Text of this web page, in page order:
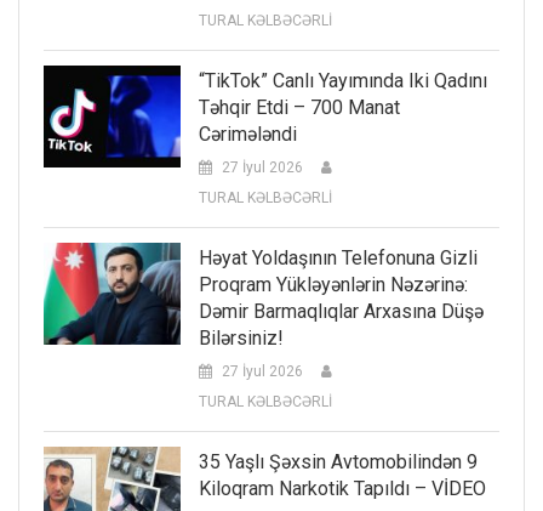
TURAL KƏLBƏCƏRLİ
“TikTok” Canlı Yayımında Iki Qadını
Təhqir Etdi – 700 Manat
Cərimələndi
27 İyul 2026
TURAL KƏLBƏCƏRLİ
Həyat Yoldaşının Telefonuna Gizli
Proqram Yükləyənlərin Nəzərinə:
Dəmir Barmaqlıqlar Arxasına Düşə
Bilərsiniz!
27 İyul 2026
TURAL KƏLBƏCƏRLİ
35 Yaşlı Şəxsin Avtomobilindən 9
Kiloqram Narkotik Tapıldı – VİDEO